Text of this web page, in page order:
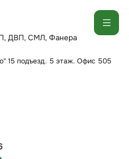
ДВП, СМЛ, Фанера
15 подъезд. 5 этаж. Офис 505